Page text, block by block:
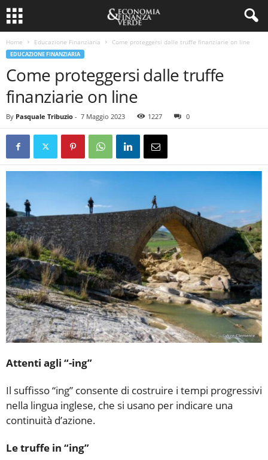
Home Educazione Finanziaria Come proteggersi dalle truffe finanziarie on line
EDUCAZIONE FINANZIARIA
Come proteggersi dalle truffe
finanziarie on line
By Pasquale Tribuzio - 7 Maggio 2023 1227 0
Attenti agli “-ing”
Il suffisso “ing” consente di costruire i tempi progressivi
nella lingua inglese, che si usano per indicare una
continuità d’azione.
Le truffe in “ing”